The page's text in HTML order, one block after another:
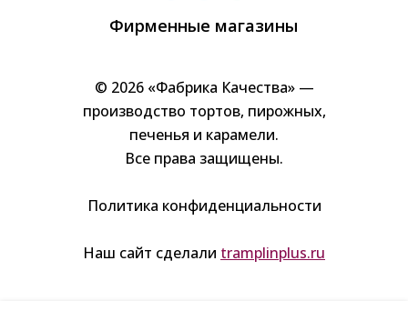
Фирменные магазины
© 2026 «Фабрика Качества» —
производство тортов, пирожных,
печенья и карамели.
Все права защищены.
Политика конфиденциальности
Наш сайт сделали tramplinplus.ru